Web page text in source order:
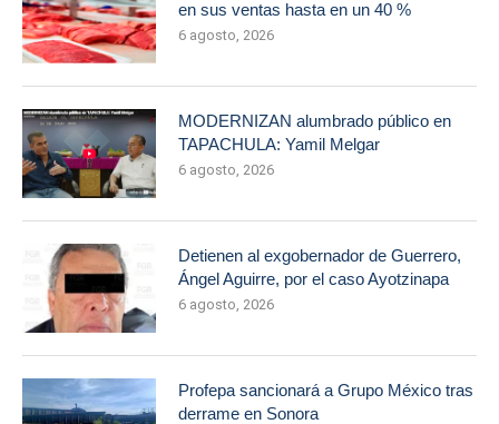
en sus ventas hasta en un 40 %
6 agosto, 2026
MODERNIZAN alumbrado público en
TAPACHULA: Yamil Melgar
6 agosto, 2026
Detienen al exgobernador de Guerrero,
Ángel Aguirre, por el caso Ayotzinapa
6 agosto, 2026
Profepa sancionará a Grupo México tras
derrame en Sonora